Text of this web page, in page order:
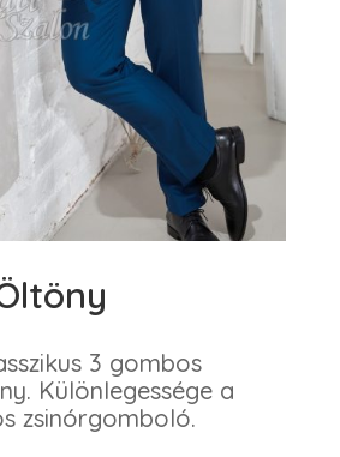
3 gombos
Különlegessége a
zsinórgomboló.